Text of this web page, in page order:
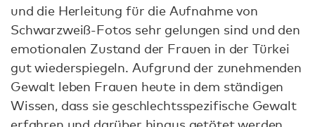
und die Herleitung für die Aufnahme von
Schwarzweiß-Fotos sehr gelungen sind und den
emotionalen Zustand der Frauen in der Türkei
gut wiederspiegeln. Aufgrund der zunehmenden
Gewalt leben Frauen heute in dem ständigen
Wissen, dass sie geschlechtsspezifische Gewalt